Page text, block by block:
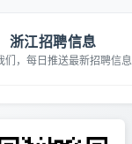
浙江招聘信息
们，每日推送最新招聘信息